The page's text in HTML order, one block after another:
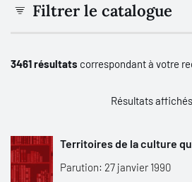
Filtrer le catalogue
3461 résultats correspondant à votre
Résultats affichés
Territoires de la culture
Parution: 27 janvier 1990